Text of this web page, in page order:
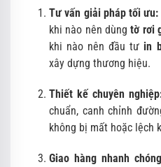
Tư vấn giải pháp tối ưu:
khi nào nên dùngtờ rơi
khi nào nên đầu tư in
xây dựng thương hiệu.
Thiết kế chuyên
chuẩn, canh chỉnh
không bị mất hoặc lệch
Giao hàng nhanh